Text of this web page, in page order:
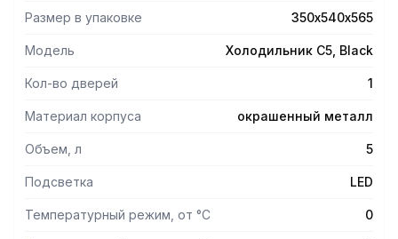
контейнер, что гарантирует достаточное количество
молока в любое время.
• Светодиодное освещение, низкое потребление
• Съёмный молочный контейнер, который легко
• Автоматически разморозка.
Размер в упаковке 350х540х565
Модель Холодильник С5, Black
Кол-во дверей 1
Материал корпуса окрашенный металл
Объем, л 5
Подсветка LED
Температурный режим, от °С 0